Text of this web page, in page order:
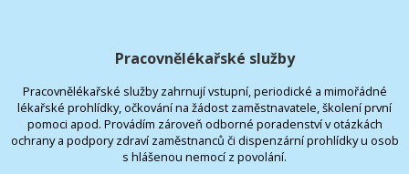
Pracovnělékařské služby
Pracovnělékařské služby zahrnují vstupní, periodické a mimořádné
lékařské prohlídky, očkování na žádost zaměstnavatele, školení první
pomoci apod. Provádím zároveň odborné poradenství v otázkách
ochrany a podpory zdraví zaměstnanců či dispenzární prohlídky u osob
s hlášenou nemocí z povolání.